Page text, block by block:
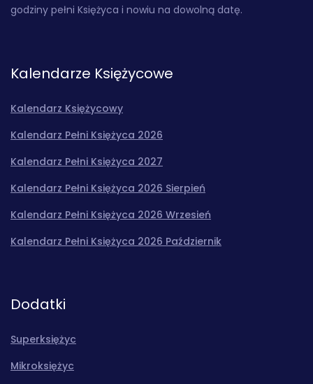
godziny pełni Księżyca i nowiu na dowolną datę.
Kalendarze Księżycowe
Kalendarz Księżycowy
Kalendarz Pełni Księżyca 2026
Kalendarz Pełni Księżyca 2027
Kalendarz Pełni Księżyca 2026 Sierpień
Kalendarz Pełni Księżyca 2026 Wrzesień
Kalendarz Pełni Księżyca 2026 Październik
Dodatki
Superksiężyc
Mikroksiężyc